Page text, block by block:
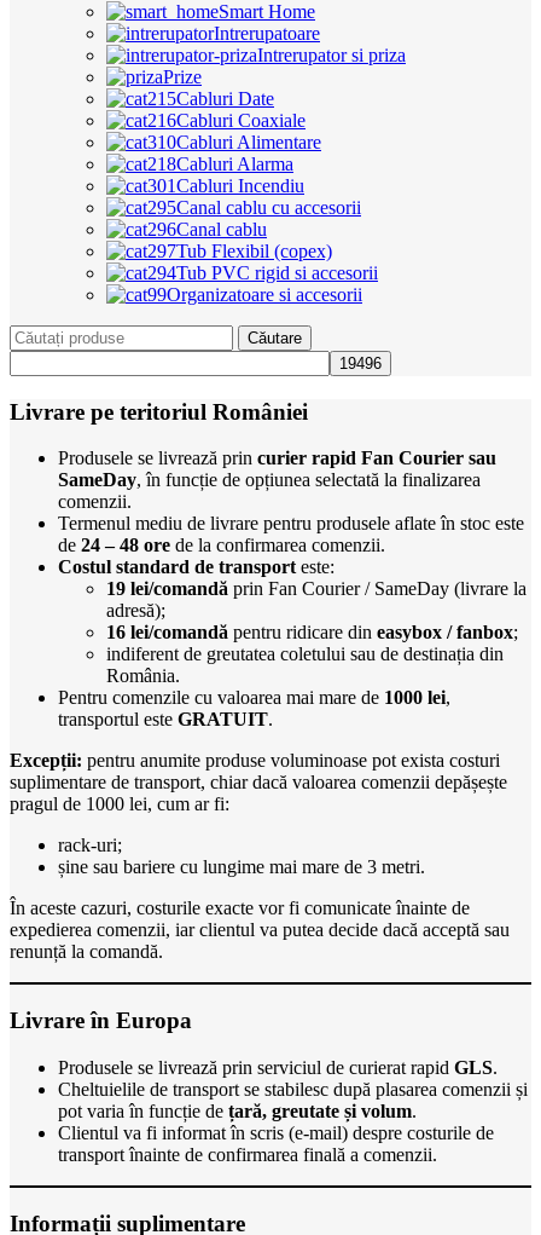
Smart Home
Intrerupatoare
Intrerupator si priza
Prize
Cabluri Date
Cabluri Coaxiale
Cabluri Alimentare
Cabluri Alarma
Cabluri Incendiu
Canal cablu cu accesorii
Canal cablu
Tub Flexibil (copex)
Tub PVC rigid si accesorii
Organizatoare si accesorii
Căutare
Livrare pe teritoriul României
Produsele se livrează prin curier rapid Fan Courier sau
SameDay, în funcție de opțiunea selectată la finalizarea
comenzii.
Termenul mediu de livrare pentru produsele aflate în stoc este
de 24 – 48 ore de la confirmarea comenzii.
Costul standard de transporteste:
19 lei/comandă prin Fan Courier / SameDay (livrare la
adresă);
16 lei/comandă pentru ridicare din easybox / fanbox;
indiferent de greutatea coletului sau de destinația din
România.
Pentru comenzile cu valoarea mai mare de 1000 lei,
transportul este GRATUIT.
Excepții: pentru anumite produse voluminoase pot exista costuri
suplimentare de transport, chiar dacă valoarea comenzii depășește
pragul de 1000 lei, cum ar fi:
rack-uri;
șine sau bariere cu lungime mai mare de 3 metri.
În aceste cazuri, costurile exacte vor fi comunicate înainte de
expedierea comenzii, iar clientul va putea decide dacă acceptă sau
renunță la comandă.
Livrare în Europa
Produsele se livrează prin serviciul de curierat rapid GLS.
Cheltuielile de transport se stabilesc după plasarea comenzii și
pot varia în funcție de țară, greutate și volum.
Clientul va fi informat în scris (e-mail) despre costurile de
transport înainte de confirmarea finală a comenzii.
Informații suplimentare